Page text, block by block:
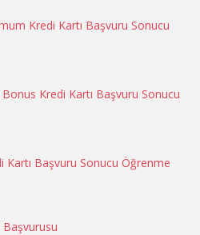
Kredi Kartı Başvuru Sonucu
Kredi Kartı Başvuru Sonucu
Kartı Başvuru Sonucu Öğrenme